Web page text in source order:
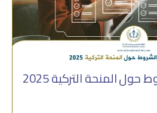
أبرز التفاصيل والشروط حول المنحة التركية 2025